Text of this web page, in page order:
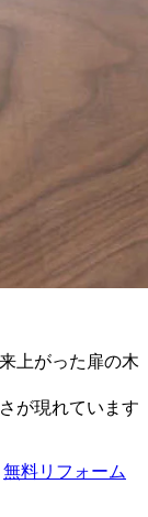
上がった扉の木
が現れています
無料リフォーム